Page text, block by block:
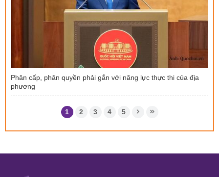
Phân cấp, phân quyền phải gắn với năng lực thực thi của địa
phương
1 2 3 4 5